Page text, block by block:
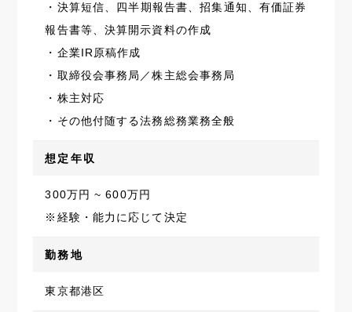
・決算短信、四半期報告書、招集通知、有価証券
報告書等、決算開示資料の作成
・企業IR原稿作成
・取締役会事務局／株主総会事務局
・株主対応
・その他付随する法務総務業務全般
想定年収
300万円 ~ 600万円
※経験・能力に応じて決定
勤務地
東京都港区